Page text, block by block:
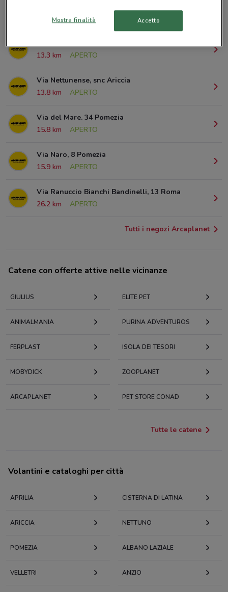
© MapTiler © OpenStreetMap contributors
13.3 km
APERTO
Via Nettunense, snc Ariccia
13.8 km
APERTO
Via del Mare. 34 Pomezia
15.8 km
APERTO
Via Naro, 8 Pomezia
15.9 km
APERTO
Via Ranuccio Bianchi Bandinelli, 13 Roma
26.2 km
APERTO
Tutti i negozi Arcaplanet
Catene con offerte attive nelle vicinanze
GIULIUS ELITE PET
ANIMALMANIA PURINA ADVENTUROS
FERPLAST ISOLA DEI TESORI
MOBYDICK ZOOPLANET
ARCAPLANET PET STORE CONAD
Tutte le catene
Volantini e cataloghi per città
APRILIA CISTERNA DI LATINA
ARICCIA NETTUNO
POMEZIA ALBANO LAZIALE
VELLETRI ANZIO
Mostra finalità Accetto